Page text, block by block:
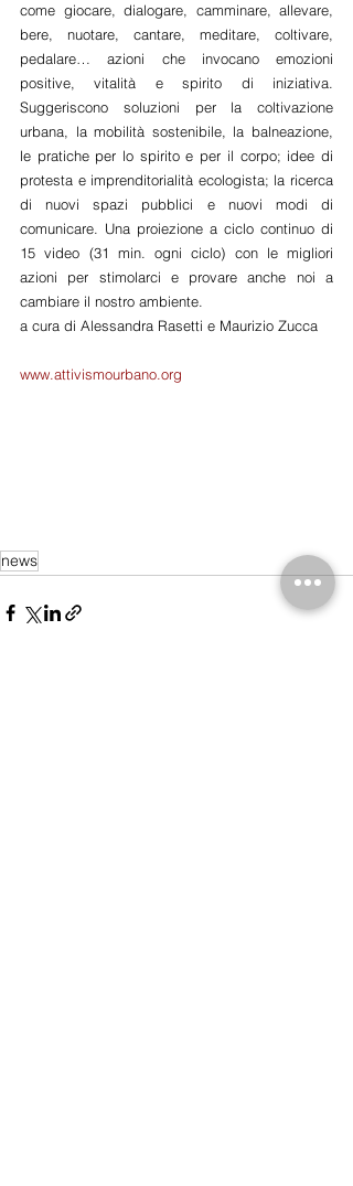
come giocare, dialogare, camminare, allevare,
bere, nuotare, cantare, meditare, coltivare,
pedalare… azioni che invocano emozioni
positive, vitalità e spirito di iniziativa.
Suggeriscono soluzioni per la coltivazione
urbana, la mobilità sostenibile, la balneazione,
le pratiche per lo spirito e per il corpo; idee di
protesta e imprenditorialità ecologista; la ricerca
di nuovi spazi pubblici e nuovi modi di
comunicare. Una proiezione a ciclo continuo di
15 video (31 min. ogni ciclo) con le migliori
azioni per stimolarci e provare anche noi a
cambiare il nostro ambiente.
a cura di Alessandra Rasetti e Maurizio Zucca
www.attivismourbano.org
news